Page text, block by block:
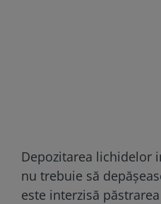
Depozitarea lichidelor
nu trebuie să
este interzisă